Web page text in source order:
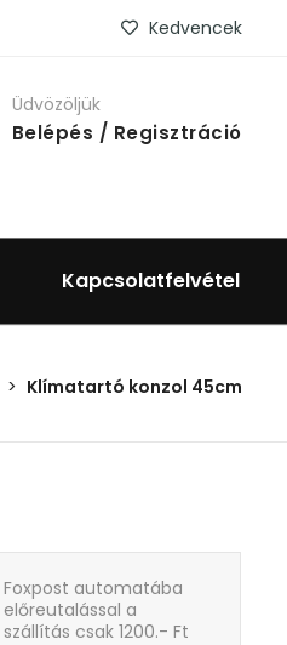
Kedvencek
Üdvözöljük
Belépés / Regisztráció
Kapcsolatfelvétel
Klímatartó konzol 45cm
Foxpost automatába
előreutalással a
szállítás csak 1200.- Ft